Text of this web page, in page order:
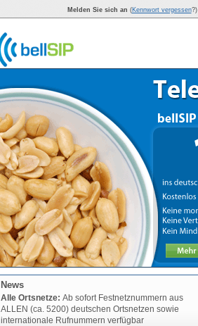
Melden Sie sich an (Kennwort vergessen
News
Alle Ortsnetze: Ab sofort Festnetznummern aus
ALLEN (ca. 5200) deutschen Ortsnetzen sowie
internationale Rufnummern verfügbar